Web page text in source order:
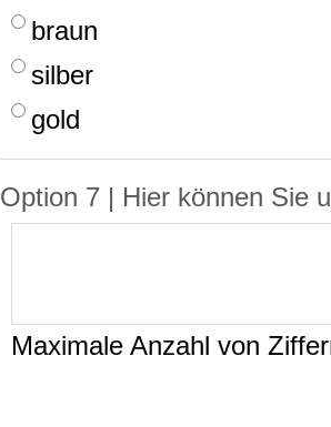
braun
silber
gold
Option 7 | Hier können Sie
Maximale Anzahl von